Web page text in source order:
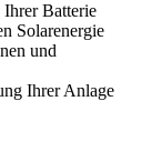
Batterie
Solarenergie
und
Ihrer Anlage